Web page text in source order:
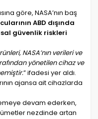
göre, NASA’nın baş
ABD dışında
güvenlik riskleri
NASA’nın verileri ve
yönetilen cihaz ve
” ifadesi yer aldı.
ajansa ait cihazlarda
devam ederken,
nezdinde artan